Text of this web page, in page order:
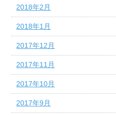
2018年2月
2018年1月
2017年12月
2017年11月
2017年10月
2017年9月